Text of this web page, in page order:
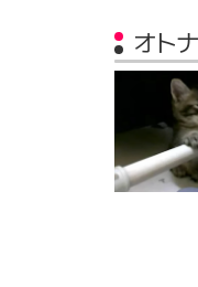
オト